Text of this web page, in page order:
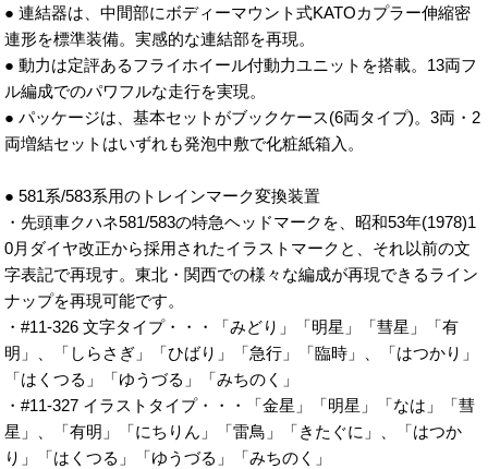
● 連結器は、中間部にボディーマウント式KATOカプラー伸縮密
連形を標準装備。実感的な連結部を再現。
● 動力は定評あるフライホイール付動力ユニットを搭載。13両フ
ル編成でのパワフルな走行を実現。
● パッケージは、基本セットがブックケース(6両タイプ)。3両・2
両増結セットはいずれも発泡中敷で化粧紙箱入。
● 581系/583系用のトレインマーク変換装置
・先頭車クハネ581/583の特急ヘッドマークを、昭和53年(1978)1
0月ダイヤ改正から採用されたイラストマークと、それ以前の文
字表記で再現す。東北・関西での様々な編成が再現できるライン
ナップを再現可能です。
・#11-326 文字タイプ・・・「みどり」「明星」「彗星」「有
明」、「しらさぎ」「ひばり」「急行」「臨時」、「はつかり」
「はくつる」「ゆうづる」「みちのく」
・#11-327 イラストタイプ・・・「金星」「明星」「なは」「彗
星」、「有明」「にちりん」「雷鳥」「きたぐに」、「はつか
り」「はくつる」「ゆうづる」「みちのく」